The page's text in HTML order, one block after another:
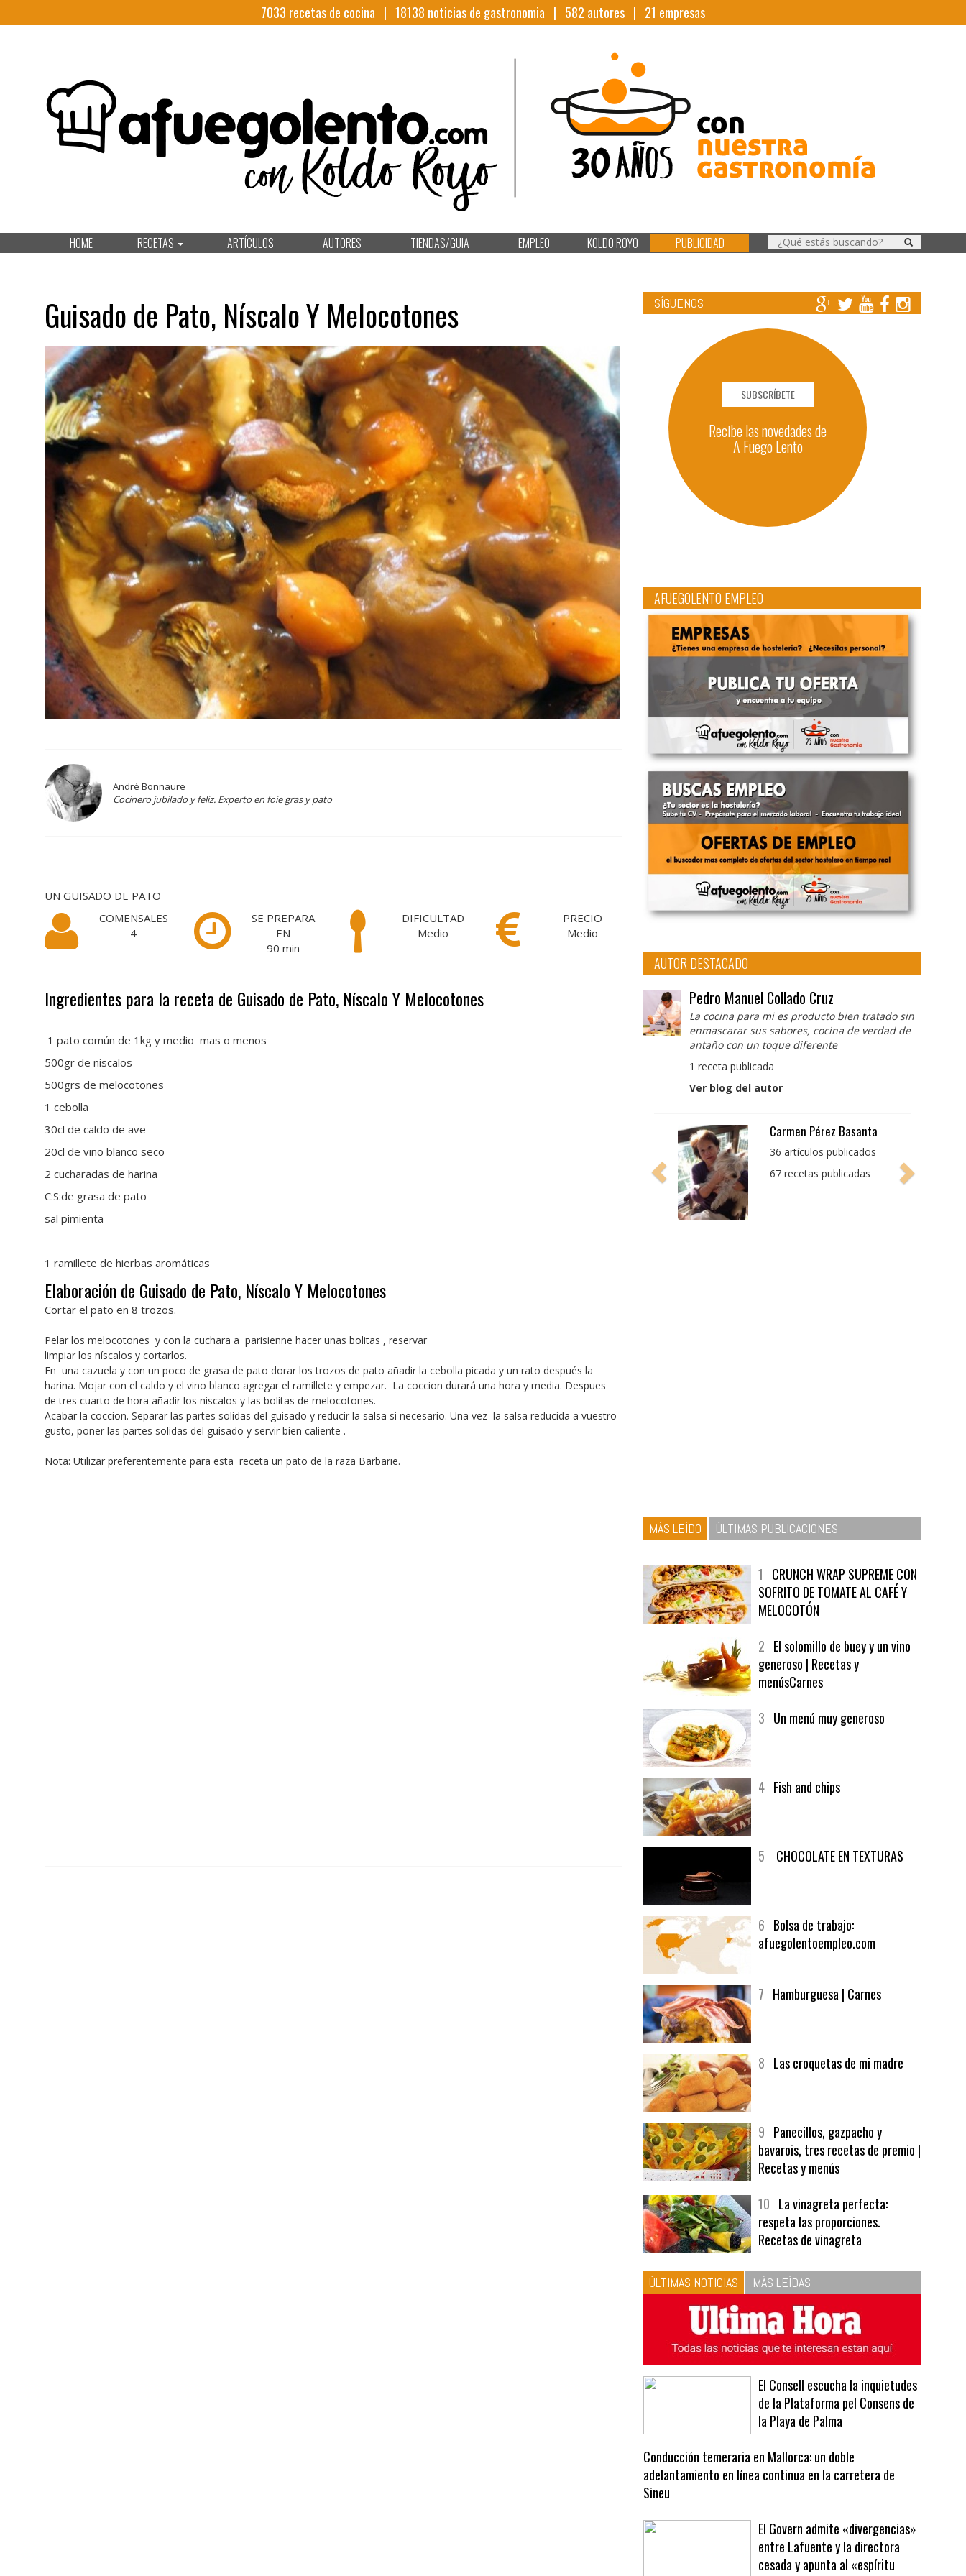
7033 recetas de cocina | 18138 noticias de gastronomia | 582 autores | 21 empresas
HOME RECETAS ARTÍCULOS AUTORES TIENDAS/GUIA EMPLEO KOLDO ROYO PUBLICIDAD
Guisado de Pato, Níscalo Y Melocotones
André Bonnaure
Cocinero jubilado y feliz. Experto en foie gras y pato
UN GUISADO DE PATO
COMENSALES
4
SE PREPARA
EN
90 min
DIFICULTAD
Medio
PRECIO
Medio
Ingredientes para la receta de Guisado de Pato, Níscalo Y Melocotones
1 pato común de 1kg y medio mas o menos
500gr de niscalos
500grs de melocotones
1 cebolla
30cl de caldo de ave
20cl de vino blanco seco
2 cucharadas de harina
C:S:de grasa de pato
sal pimienta
1 ramillete de hierbas aromáticas
Elaboración de Guisado de Pato, Níscalo Y Melocotones
Cortar el pato en 8 trozos.
Pelar los melocotones y con la cuchara a parisienne hacer unas bolitas , reservar
limpiar los níscalos y cortarlos.
En una cazuela y con un poco de grasa de pato dorar los trozos de pato añadir la cebolla picada y un rato después la
harina. Mojar con el caldo y el vino blanco agregar el ramillete y empezar. La coccion durará una hora y media. Despues
de tres cuarto de hora añadir los niscalos y las bolitas de melocotones.
Acabar la coccion. Separar las partes solidas del guisado y reducir la salsa si necesario. Una vez la salsa reducida a vuestro
gusto, poner las partes solidas del guisado y servir bien caliente .
Nota: Utilizar preferentemente para esta receta un pato de la raza Barbarie.
SÍGUENOS
SUBSCRÍBETE
Recibe las novedades de
A Fuego Lento
AFUEGOLENTO EMPLEO
AUTOR DESTACADO
Pedro Manuel Collado Cruz
La cocina para mi es producto bien tratado sin
enmascarar sus sabores, cocina de verdad de
antaño con un toque diferente
1 receta publicada
Ver blog del autor
Pedro Manuel Collado
Cruz
producto bien tratado
MÁS LEÍDO ÚLTIMAS PUBLICACIONES
SOFRITO DE TOMATE AL CAFÉ Y
MELOCOTÓN
generoso | Recetas y
afuegolentoempleo.com
bavarois, tres recetas de premio |
Recetas y menús
respeta las proporciones.
Recetas de vinagreta
ÚLTIMAS NOTICIAS MÁS LEÍDAS
de la Plataforma pel Consens de
la Playa de Palma
adelantamiento en línea continua en la carretera de